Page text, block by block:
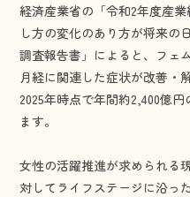
経済産業省の「令和2年度産
し方の変化のあり方が将来の
調査報告書」によると、フェ
月経に関連した症状が改善・
2025年時点で年間約2,400億
ます。
女性の活躍推進が求められる
対してライフステージに沿っ